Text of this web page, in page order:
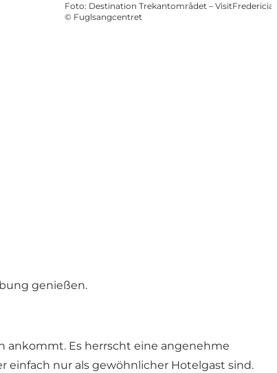
Foto: Destination Trekantområdet – VisitFredericia
© Fuglsangcentret
genießen.
ankommt. Es herrscht eine angenehme
einfach nur als gewöhnlicher Hotelgast sind.